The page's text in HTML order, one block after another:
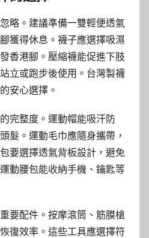
略。建議準備一雙輕便透氣
獲得休息。襪子應選擇吸濕
香港腳。壓縮襪能促進下肢
立或跑步後使用。台灣製襪
安心選擇。
完整度。運動帽能吸汗防
髮。運動毛巾應隨身攜帶，
要選擇透氣背板設計，避免
動腰包能收納手機、鑰匙等
要配件。按摩滾筒、筋膜槍
復效率。這些工具應選擇符